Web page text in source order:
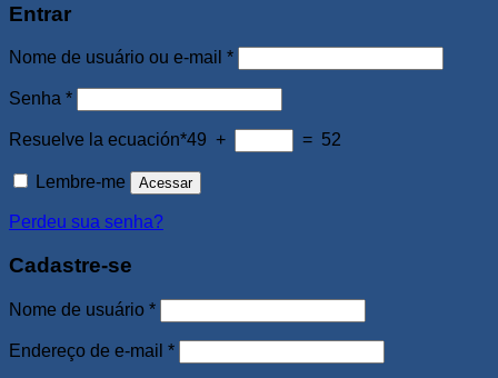
Entrar
Nome de usuário ou e-mail *Obrigatório
Senha *Obrigatório
Resuelve la ecuación*49 + = 52
Lembre-me Acessar
Perdeu sua senha?
Cadastre-se
Nome de usuário *Obrigatório
Endereço de e-mail *Obrigatório